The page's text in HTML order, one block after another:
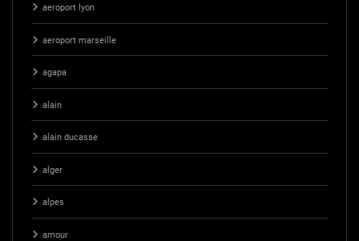
aeroport lyon
aeroport marseille
agapa
alain
alain ducasse
alger
alpes
amour